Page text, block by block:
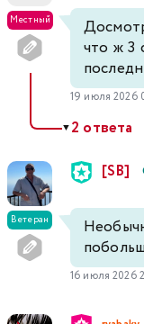
Местный
что ж 3
19 июля 2026
▼2 ответа
Ветеран
[SB]
16 июля 2026